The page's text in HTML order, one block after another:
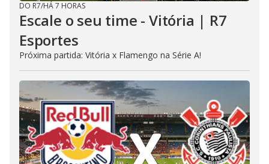
DO R7/HÁ 7 HORAS
Escale o seu time - Vitória | R7
Esportes
Próxima partida: Vitória x Flamengo na Série A!